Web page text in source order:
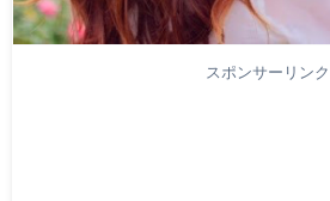
スポンサーリンク